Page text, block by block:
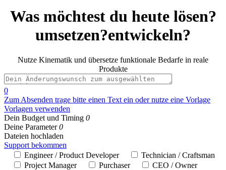
Was möchtest du heute lösen?
umsetzen?entwickeln?
Nutze Kinematik und übersetze funktionale Bedarfe in reale
Produkte
0
Zum Absenden trage bitte einen Text ein oder nutze eine Vorlage
Vorlagen verwenden
Dein Budget und Timing 0
Deine Parameter 0
Dateien hochladen
Support bekommen
Engineer / Product Developer
Technician / Craftsman
Project Manager
Purchaser
CEO / Owner